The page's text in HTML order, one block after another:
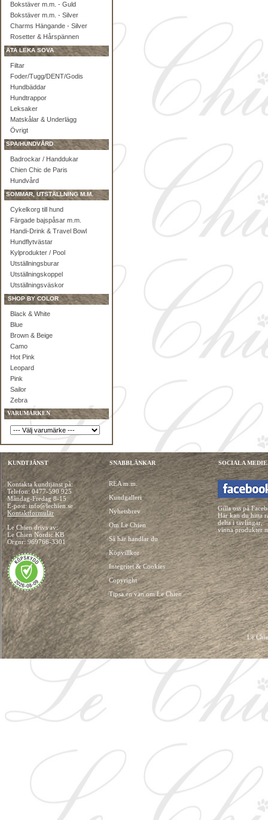
Bokstäver m.m. - Guld
Bokstäver m.m. - Silver
Charms Hängande - Silver
Rosetter & Hårspännen
ÄTA LEKA SOVA
Filtar
Foder/Tugg/DENT/Godis
Hundbäddar
Hundtrappor
Leksaker
Matskålar & Underlägg
Övrigt
SPA/HUNDVÅRD
Badrockar / Handdukar
Chien Chic de Paris
Hundvård
SOMMAR, UTSTÄLLNING M.M.
Cykelkorg till hund
Färgade bajspåsar m.m.
Handi-Drink & Travel Bowl
Hundflytvästar
Kylprodukter / Pool
Utställningsburar
Utställningskoppel
Utställningsväskor
SHOP BY COLOR
Black & White
Blue
Brown & Beige
Camo
Hot Pink
Leopard
Pink
Sailor
Zebra
VARUMÄRKEN
KUNDTJÄNST
Kontakta kundtjänst på:
Telefon:0477-590 925
Måndag-Fredag 8-15
E-post: info@lechien.se
Kontaktformulär
Le Chien drivs av:
Le Chien Nordic KB
Orgnr: 969766-3301
SNABBLÄNKAR
REA m.m.
Kundgalleri
Nyhetsbrev
Om Le Chien
Så här handlar du
Köpvillkor
Integritet & Cookies
Copyright
Tipsa en vän om Le Chien
SOCIALA
Gilla oss på
Här kan du hitta
delta i tävlingar,
vinna produkter
Le
HUNDKLÄDER, HUNDVÄSKOR, HUNDACCESSOARER, HUND KLÄDER,